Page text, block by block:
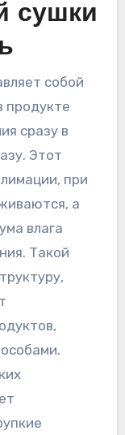
сушки
собой
продукте
сразу в
Этот
при
а
влага
Такой